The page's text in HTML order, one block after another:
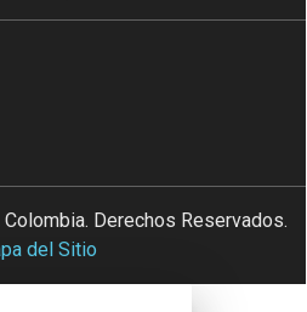
Derechos Reservados.
del Sitio